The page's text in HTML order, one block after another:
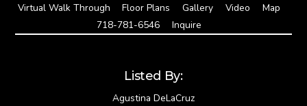
Virtual Walk Through Floor Plans Gallery Video
Map
718-781-6546
Inquire
Listed By:
Agustina DeLaCruz